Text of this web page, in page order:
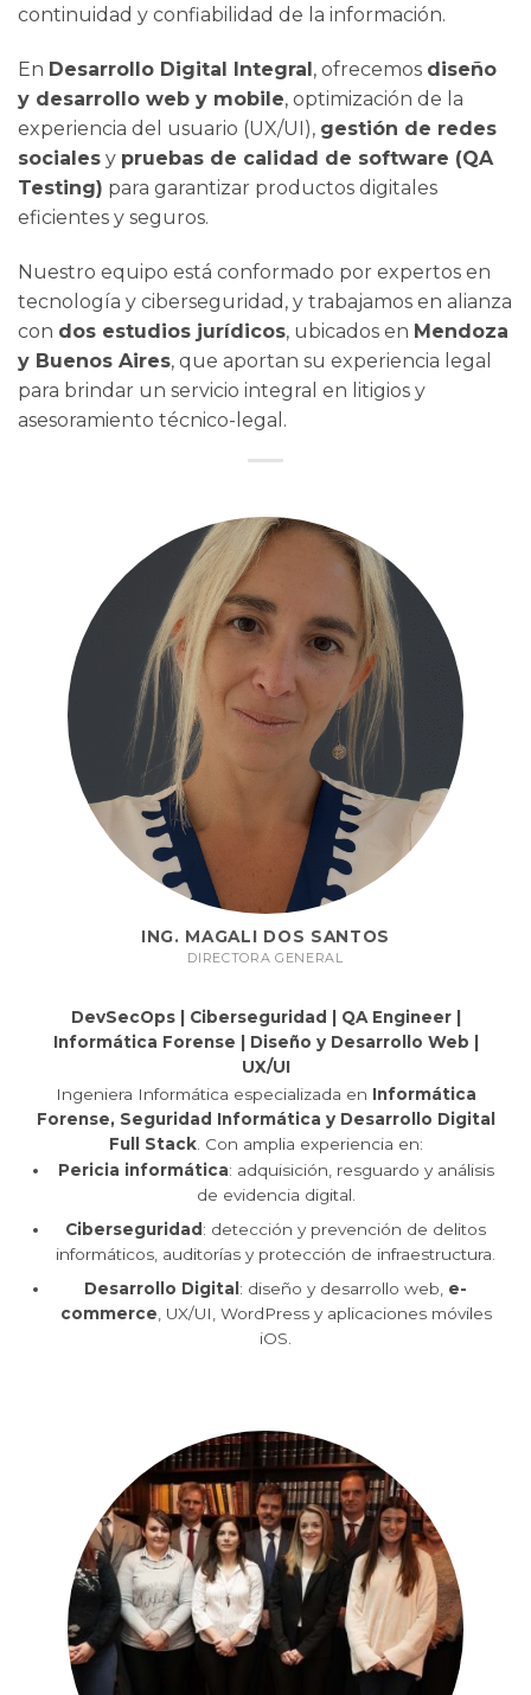
continuidad y confiabilidad de la información.
En Desarrollo Digital Integral, ofrecemos diseño
y desarrollo web y mobile, optimización de la
experiencia del usuario (UX/UI), gestión de redes
sociales y pruebas de calidad de software (QA
Testing) para garantizar productos digitales
eficientes y seguros.
Nuestro equipo está conformado por expertos en
tecnología y ciberseguridad, y trabajamos en alianza
con dos estudios jurídicos, ubicados en Mendoza
y Buenos Aires, que aportan su experiencia legal
para brindar un servicio integral en litigios y
asesoramiento técnico-legal.
ING. MAGALI DOS SANTOS
DIRECTORA GENERAL
DevSecOps | Ciberseguridad | QA Engineer |
Informática Forense | Diseño y Desarrollo Web |
UX/UI
Ingeniera Informática especializada en Informática
Forense, Seguridad Informática y Desarrollo Digital
Full Stack. Con amplia experiencia en:
Pericia informática: adquisición, resguardo y análisis
de evidencia digital.
Ciberseguridad : detección y prevención de delitos
informáticos, auditorías y protección de infraestructura.
Desarrollo Digital : diseño y desarrollo web, e-
commerce, UX/UI, WordPress y aplicaciones móviles
iOS.